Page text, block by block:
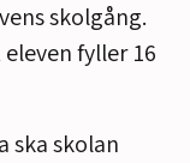
skolgång.
fyller 16
ska skolan